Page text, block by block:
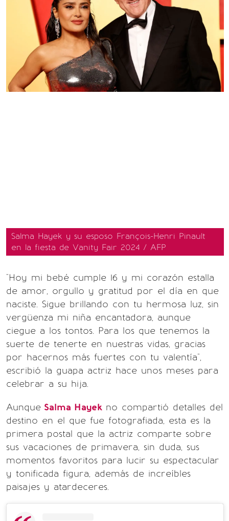
Salma Hayek y su esposo François-Henri Pinault
en la fiesta de Vanity Fair 2024 / AFP
"Hoy mi bebé cumple 16 y mi corazón estalla
de amor, orgullo y gratitud por el día en que
naciste. Sigue brillando con tu hermosa luz, sin
vergüenza mi niña encantadora, aunque
ciegue a los tontos. Para los que tenemos la
suerte de tenerte en nuestras vidas, gracias
por hacernos más fuertes con tu valentía",
escribió la guapa actriz hace unos meses para
celebrar a su hija.
Aunque Salma Hayek no compartió detalles del
destino en el que fue fotografiada, esta es la
primera postal que la actriz comparte sobre
sus vacaciones de primavera, sin duda, sus
momentos favoritos para lucir su espectacular
y tonificada figura, además de increíbles
paisajes y atardeceres.